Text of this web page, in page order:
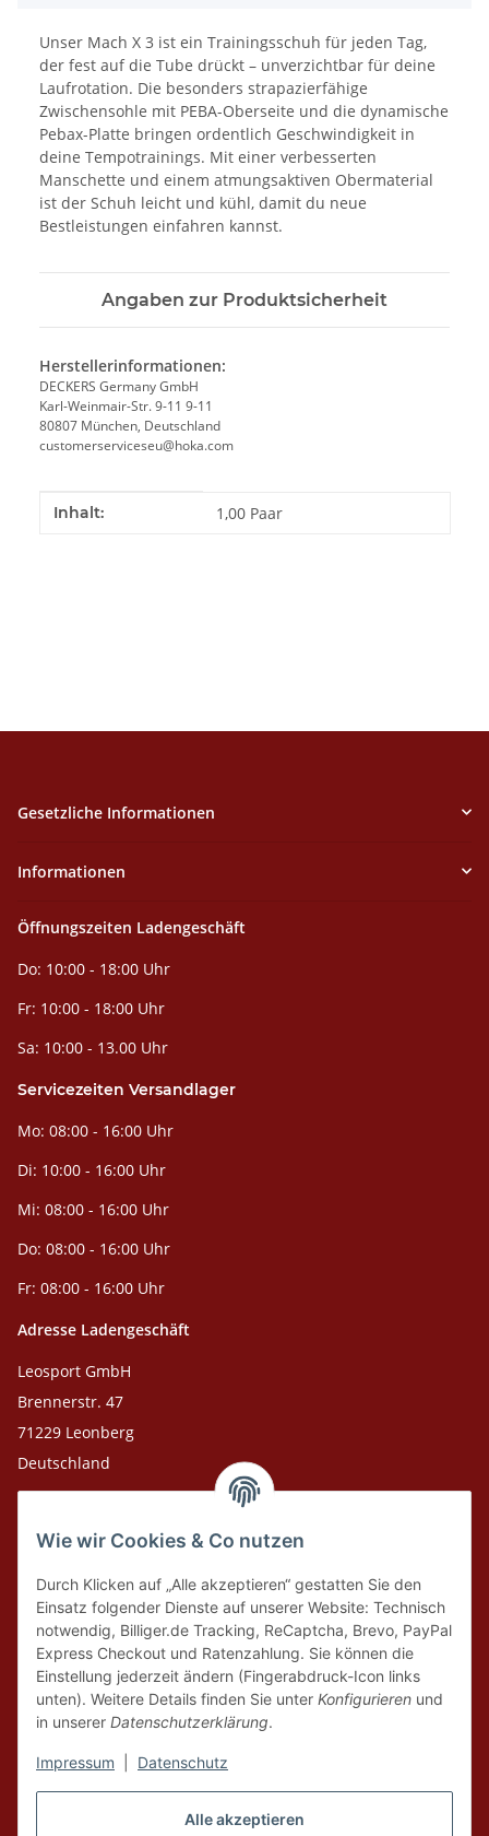
Alle akzeptieren
Wie wir Cookies & Co nutzen
Durch Klicken auf „Alle akzeptieren“ gestatten Sie den
Einsatz folgender Dienste auf unserer Website: Technisch
notwendig, Billiger.de Tracking, ReCaptcha, Brevo, PayPal
Express Checkout und Ratenzahlung. Sie können die
Einstellung jederzeit ändern (Fingerabdruck-Icon links
unten). Weitere Details finden Sie unter Konfigurieren und
in unserer Datenschutzerklärung.
Impressum Datenschutz
Unser Mach X 3 ist ein Trainingsschuh für jeden Tag,
der fest auf die Tube drückt – unverzichtbar für deine
Laufrotation. Die besonders strapazierfähige
Zwischensohle mit PEBA-Oberseite und die dynamische
Pebax-Platte bringen ordentlich Geschwindigkeit in
deine Tempotrainings. Mit einer verbesserten
Manschette und einem atmungsaktiven Obermaterial
ist der Schuh leicht und kühl, damit du neue
Bestleistungen einfahren kannst.
Angaben zur Produktsicherheit
Herstellerinformationen:
DECKERS Germany GmbH
Karl-Weinmair-Str. 9-11 9-11
80807 München, Deutschland
customerserviceseu@hoka.com
Produkteigenschaft
Wert
Inhalt: 1,00 Paar
Gesetzliche Informationen
Informationen
Öffnungszeiten Ladengeschäft
Do: 10:00 - 18:00 Uhr
Fr: 10:00 - 18:00 Uhr
Sa: 10:00 - 13.00 Uhr
Servicezeiten Versandlager
Mo: 08:00 - 16:00 Uhr
Di: 10:00 - 16:00 Uhr
Mi: 08:00 - 16:00 Uhr
Do: 08:00 - 16:00 Uhr
Fr: 08:00 - 16:00 Uhr
Adresse Ladengeschäft
Leosport GmbH
Brennerstr. 47
71229 Leonberg
Deutschland
Leosport GmbH
75378 Bad Liebenzell
Tel. Laden 07152-909493
Tel. Versandlager 07052-9344380
Vertrag widerrufen